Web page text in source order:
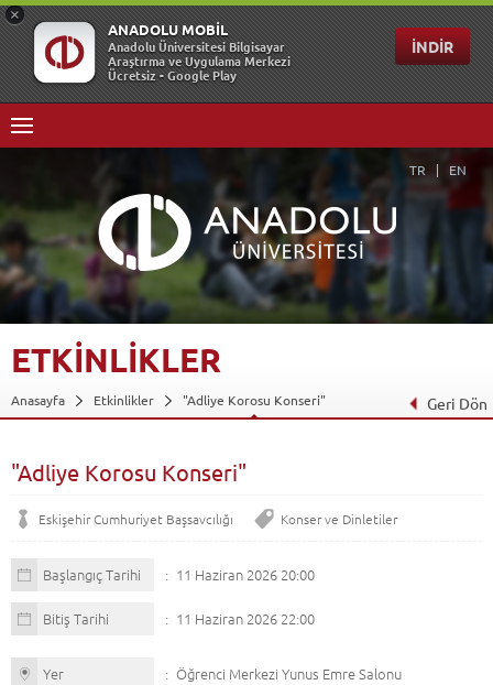
TR EN
ETKİNLİKLER
Anasayfa Etkinlikler "Adliye Korosu Konseri" Geri Dön
"Adliye Korosu Konseri"
Eskişehir Cumhuriyet Başsavcılığı Konser ve Dinletiler
Başlangıç Tarihi 11 Haziran 2026 20:00
Bitiş Tarihi 11 Haziran 2026 22:00
Yer Öğrenci Merkezi Yunus Emre Salonu